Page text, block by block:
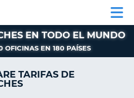
EN TODO EL MUNDO
OFICINAS EN 180 PAÍSES
TARIFAS DE